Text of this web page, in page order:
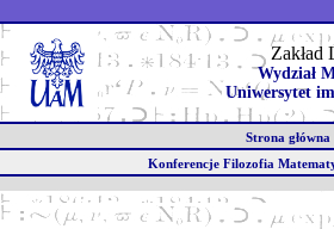
Zakład
Wydział
Uniwersytet
Strona
Konferencje Filozofia